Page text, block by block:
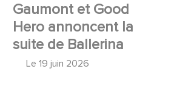
Gaumont et Good
Hero annoncent la
suite de Ballerina
Le 19 juin 2026